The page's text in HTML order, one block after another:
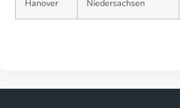
Hanover Niedersachsen